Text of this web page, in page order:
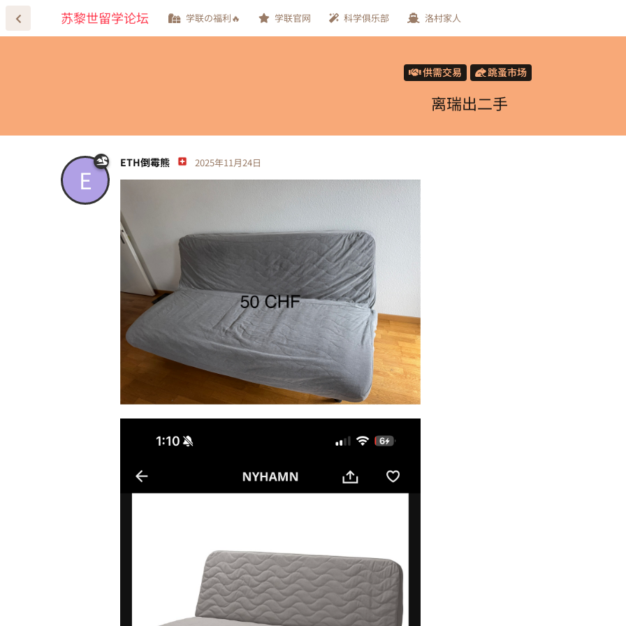
苏黎世留学论坛 学联の福利🔥 学联官网 科学俱乐部 洛村家人
供需交易 跳蚤市场
离瑞出二手
E
ETH倒霉熊 2025年11月24日